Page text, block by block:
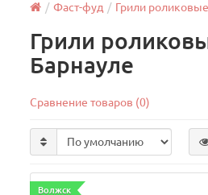
Фаст-фуд Грили роликовые
Грили
Барнауле
Сравнение товаров (0)
Волжск